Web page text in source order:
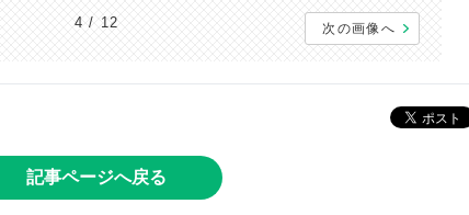
4 / 12 次の画像へ
記事ページへ戻る